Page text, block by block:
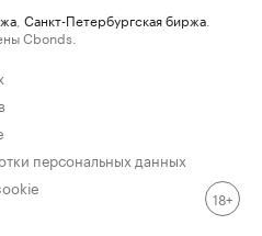
Санкт-Петербургская биржа
Cbonds.
персональных данных
18+